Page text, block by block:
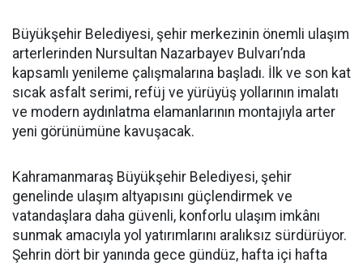
Büyükşehir Belediyesi, şehir merkezinin önemli ulaşım
arterlerinden Nursultan Nazarbayev Bulvarı’nda
kapsamlı yenileme çalışmalarına başladı. İlk ve son kat
sıcak asfalt serimi, refüj ve yürüyüş yollarının imalatı
ve modern aydınlatma elamanlarının montajıyla arter
yeni görünümüne kavuşacak.
Kahramanmaraş Büyükşehir Belediyesi, şehir
genelinde ulaşım altyapısını güçlendirmek ve
vatandaşlara daha güvenli, konforlu ulaşım imkânı
sunmak amacıyla yol yatırımlarını aralıksız sürdürüyor.
Şehrin dört bir yanında gece gündüz, hafta içi hafta